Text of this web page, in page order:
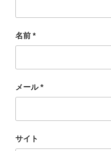
名前 *
メール*
サイト